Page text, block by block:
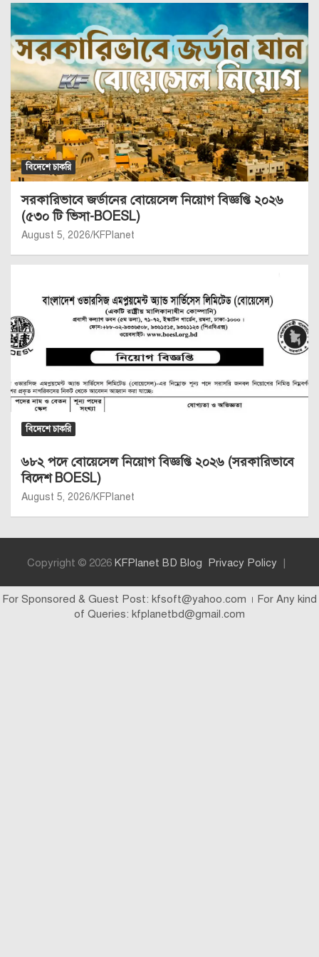
বিদেশে চাকরি
সরকারিভাবে জর্ডানের বোয়েসেল নিয়োগ বিজ্ঞপ্তি ২০২৬
(৫৩০ টি ভিসা-BOESL)
August 5, 2026 KFPlanet
বিদেশে চাকরি
৬৮২ পদে বোয়েসেল নিয়োগ বিজ্ঞপ্তি ২০২৬ (সরকারিভাবে
বিদেশ BOESL)
August 5, 2026 KFPlanet
Copyright © 2026 KFPlanet BD Blog Privacy Policy
For Sponsored & Guest Post: kfsoft@yahoo.com । For Any kind
of Queries: kfplanetbd@gmail.com